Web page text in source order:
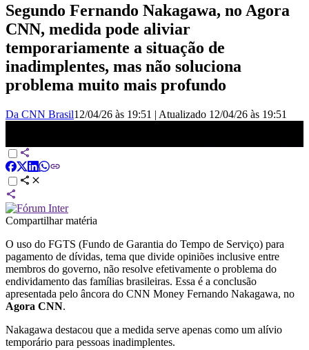
Segundo Fernando Nakagawa, no Agora
CNN, medida pode aliviar
temporariamente a situação de
inadimplentes, mas não soluciona
problema muito mais profundo
Da CNN Brasil12/04/26 às 19:51 | Atualizado 12/04/26 às 19:51
Compartilhar matéria
O uso do FGTS (Fundo de Garantia do Tempo de Serviço) para
pagamento de dívidas, tema que divide opiniões inclusive entre
membros do governo, não resolve efetivamente o problema do
endividamento das famílias brasileiras. Essa é a conclusão
apresentada pelo âncora do CNN Money Fernando Nakagawa, no
Agora CNN.
Nakagawa destacou que a medida serve apenas como um alívio
temporário para pessoas inadimplentes.